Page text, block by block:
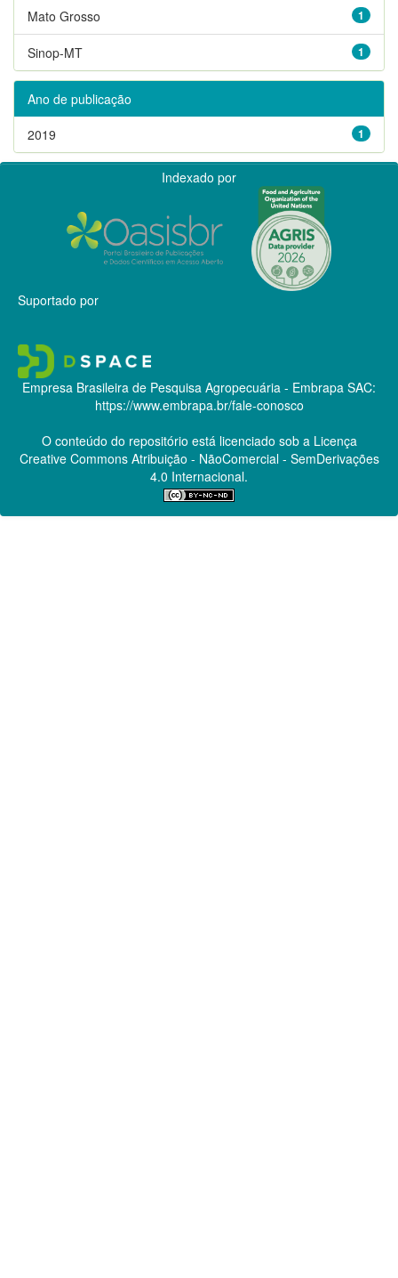
1
Mato Grosso
1
Sinop-MT
Ano de publicação
1
2019
Indexado por
Suportado por
Empresa Brasileira de Pesquisa Agropecuária - Embrapa SAC:
https://www.embrapa.br/fale-conosco
O conteúdo do repositório está licenciado sob a Licença
Creative CommonsAtribuição - NãoComercial - SemDerivações
4.0 Internacional.